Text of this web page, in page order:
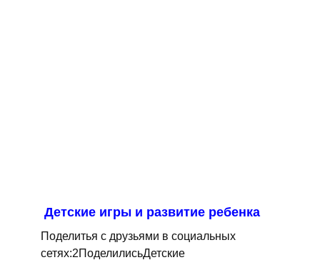
Детские игры и развитие ребенка
Поделитья с друзьями в социальных
сетях:2ПоделилисьДетские